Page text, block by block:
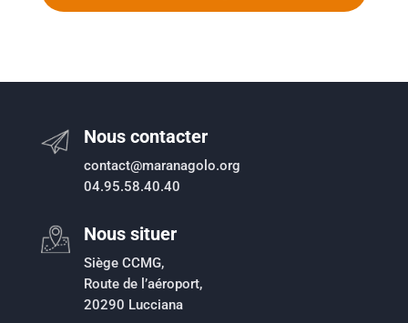
Nous contacter
contact@maranagolo.org
04.95.58.40.40
Nous situer
Siège CCMG,
Route de l’aéroport,
20290 Lucciana